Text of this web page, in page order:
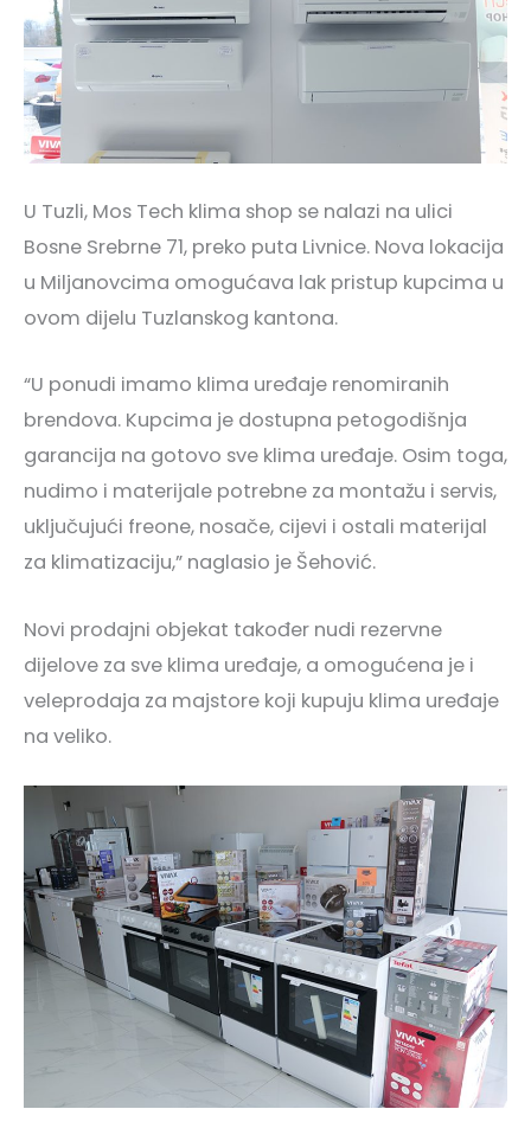
U Tuzli, Mos Tech klima shop se nalazi na ulici
Bosne Srebrne 71, preko puta Livnice. Nova lokacija
u Miljanovcima omogućava lak pristup kupcima u
ovom dijelu Tuzlanskog kantona.
“U ponudi imamo klima uređaje renomiranih
brendova. Kupcima je dostupna petogodišnja
garancija na gotovo sve klima uređaje. Osim toga,
nudimo i materijale potrebne za montažu i servis,
uključujući freone, nosače, cijevi i ostali materijal
za klimatizaciju,” naglasio je Šehović.
Novi prodajni objekat također nudi rezervne
dijelove za sve klima uređaje, a omogućena je i
veleprodaja za majstore koji kupuju klima uređaje
na veliko.